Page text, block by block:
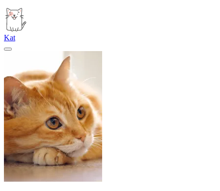
Kat